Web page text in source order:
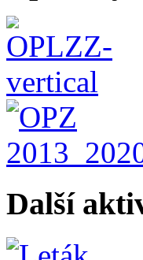
Další